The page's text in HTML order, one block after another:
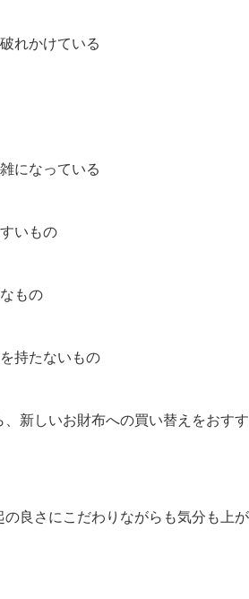
れかけている
になっている
いもの
もの
持たないもの
新しいお財布への買い替えをおすす
良さにこだわりながらも気分も上が